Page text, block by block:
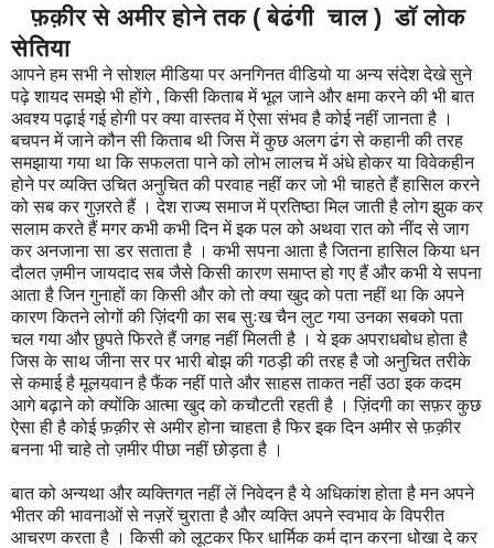
फ़क़ीर से अमीर होने तक ( बेढंगी चाल ) डॉ लोक
सेतिया
आपने हम सभी ने सोशल मीडिया पर अनगिनत वीडियो या अन्य संदेश देखे सुने
पढ़े शायद समझे भी होंगे , किसी किताब में भूल जाने और क्षमा करने की भी बात
अवश्य पढ़ाई गई होगी पर क्या वास्तव में ऐसा संभव है कोई नहीं जानता है ।
बचपन में जाने कौन सी किताब थी जिस में कुछ अलग ढंग से कहानी की तरह
समझाया गया था कि सफलता पाने को लोभ लालच में अंधे होकर या विवेकहीन
होने पर व्यक्ति उचित अनुचित की परवाह नहीं कर जो भी चाहते हैं हासिल करने
को सब कर गुज़रते हैं । देश राज्य समाज में प्रतिष्ठा मिल जाती है लोग झुक कर
सलाम करते हैं मगर कभी कभी दिन में इक पल को अथवा रात को नींद से जाग
कर अनजाना सा डर सताता है । कभी सपना आता है जितना हासिल किया धन
दौलत ज़मीन जायदाद सब जैसे किसी कारण समाप्त हो गए हैं और कभी ये सपना
आता है जिन गुनाहों का किसी और को तो क्या खुद को पता नहीं था कि अपने
कारण कितने लोगों की ज़िंदगी का सब सुःख चैन लुट गया उनका सबको पता
चल गया और छुपते फिरते हैं जगह नहीं मिलती है । ये इक अपराधबोध होता है
जिस के साथ जीना सर पर भारी बोझ की गठड़ी की तरह है जो अनुचित तरीके
से कमाई है मूलयवान है फैंक नहीं पाते और साहस ताकत नहीं उठा इक कदम
आगे बढ़ाने को क्योंकि आत्मा खुद को कचौटती रहती है । ज़िंदगी का सफ़र कुछ
ऐसा ही है कोई फ़क़ीर से अमीर होना चाहता है फिर इक दिन अमीर से फ़क़ीर
बनना भी चाहे तो ज़मीर पीछा नहीं छोड़ता है ।
बात को अन्यथा और व्यक्तिगत नहीं लें निवेदन है ये अधिकांश होता है मन अपने
भीतर की भावनाओं से नज़रें चुराता है और व्यक्ति अपने स्वभाव के विपरीत
आचरण करता है । किसी को लूटकर फिर धार्मिक कर्म दान करना धोखा दे कर